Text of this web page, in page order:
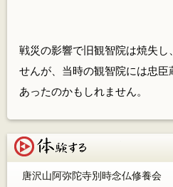
戦災の影響で旧観智院は焼失し
せんが、当時の観智院には忠
あったのかもしれません。
唐沢山阿弥陀寺別時念仏修養会